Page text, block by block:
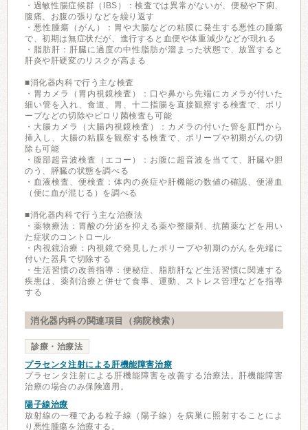
・過敏性腸症候群（IBS）：検査では異常がないが、便秘や下痢、
腹痛、お腹の張りなどを繰り返す
・悪性腫瘍（がん）：胃や大腸などの粘膜に発生する悪性の腫瘍
で、初期は無症状だが、進行すると血便や体重減少などが現れる
・脂肪肝：肝臓に過度の中性脂肪が溜まった状態で、放置すると
肝炎や肝硬変のリスクが高まる
■消化器内科で行う主な検査
・胃カメラ（胃内視鏡検査）：口や鼻から先端にカメラが付いた
細い管を入れ、食道、胃、十二指腸を直接観察する検査で、ポリ
ープなどの切除やピロリ菌検査も可能
・大腸カメラ（大腸内視鏡検査）：カメラの付いた管を肛門から
挿入し、大腸の粘膜を観察する検査で、ポリープや初期がんの切
除も可能
・腹部超音波検査（エコー）：お腹に超音波を当てて、肝臓や胆
のう、膵臓の状態を調べる
・血液検査、便検査：体内の炎症や肝機能の数値の確認、便潜血
（便に血が混じる）を調べる
■消化器内科で行う主な治療法
・薬物療法：胃酸の分泌を抑える薬や整腸剤、抗菌薬などを用い
た症状のコントロール
・内視鏡治療：内視鏡で発見したポリープや初期のがんを先端に
付いた器具で切除する
・生活習慣の改善指導：便秘症、脂肪肝など生活習慣に関連する
疾患は、薬剤治療と併せて食事、運動、ストレス管理などを指導
する
消化器内科の関連項目（病院検索）
診療・治療法
プラセンタ注射による肝機能障害治療
プラセンタ注射による肝機能障害を改善する治療法。肝機能障害
治療の場合のみ保険適用。
陽子線治療
放射線の一種である粒子線（陽子線）を病巣に照射することによ
り悪性腫瘍を治療する。